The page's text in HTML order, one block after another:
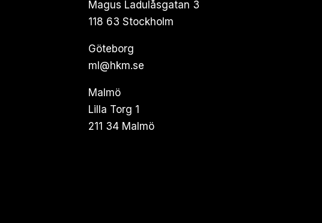
Magus Ladulåsgatan 3
118 63 Stockholm
Göteborg
ml@hkm.se
Malmö
Lilla Torg 1
211 34 Malmö